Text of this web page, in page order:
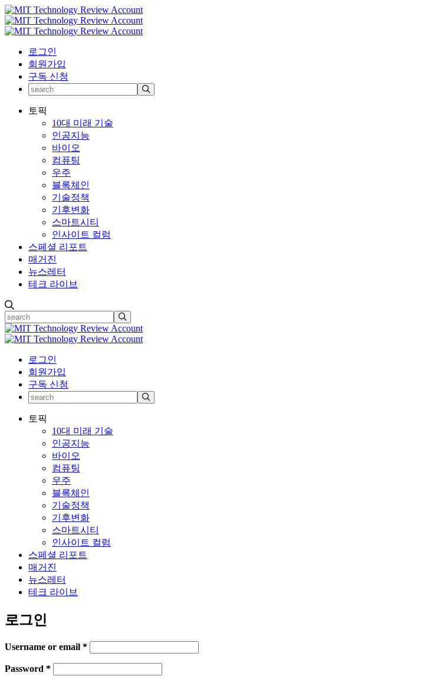
로그인
회원가입
구독 신청
토픽
10대 미래 기술
인공지능
바이오
컴퓨팅
우주
블록체인
기술정책
기후변화
스마트시티
인사이트 컬럼
스페셜 리포트
매거진
뉴스레터
테크 라이브
로그인
회원가입
구독 신청
토픽
10대 미래 기술
인공지능
바이오
컴퓨팅
우주
블록체인
기술정책
기후변화
스마트시티
인사이트 컬럼
스페셜 리포트
매거진
뉴스레터
테크 라이브
로그인
Username or email *
Password *